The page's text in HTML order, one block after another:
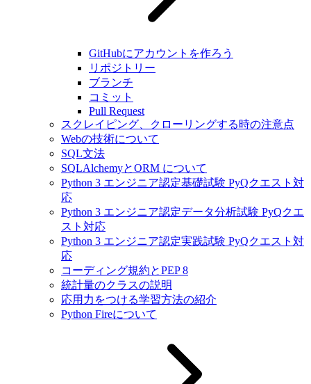
GitHubにアカウントを作ろう
リポジトリー
ブランチ
コミット
Pull Request
スクレイピング、クローリングする時の注意点
Webの技術について
SQL文法
SQLAlchemyとORM について
Python 3 エンジニア認定基礎試験 PyQクエスト対
応
Python 3 エンジニア認定データ分析試験 PyQクエ
スト対応
Python 3 エンジニア認定実践試験 PyQクエスト対
応
コーディング規約とPEP 8
統計量のクラスの説明
応用力をつける学習方法の紹介
Python Fireについて